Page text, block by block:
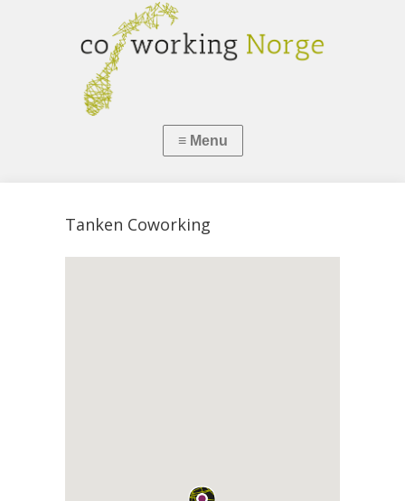
Tanken Coworking